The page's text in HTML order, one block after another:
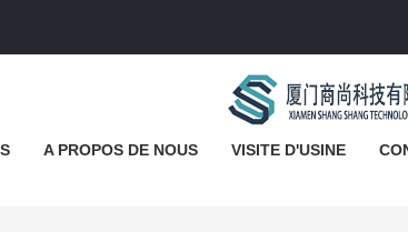
A PROPOS DE NOUS VISITE D'USINE